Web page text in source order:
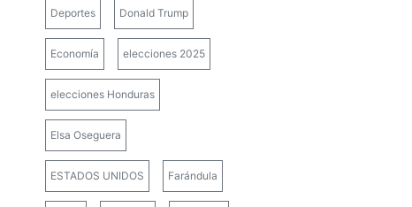
Deportes Donald Trump
Economía elecciones 2025
elecciones Honduras
Elsa Oseguera
ESTADOS UNIDOS Farándula